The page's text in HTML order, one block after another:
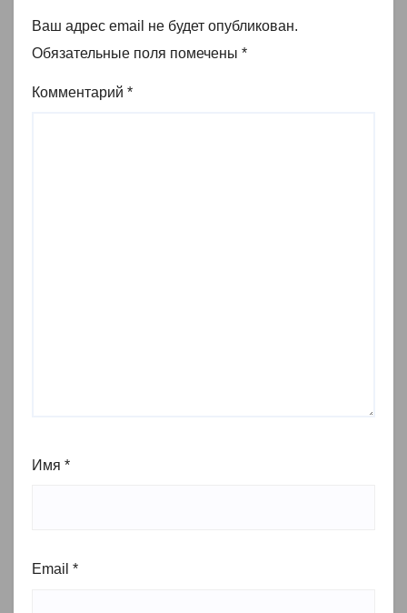
Ваш адрес email не будет опубликован.
Обязательные поля помечены *
Комментарий *
Имя *
Email *